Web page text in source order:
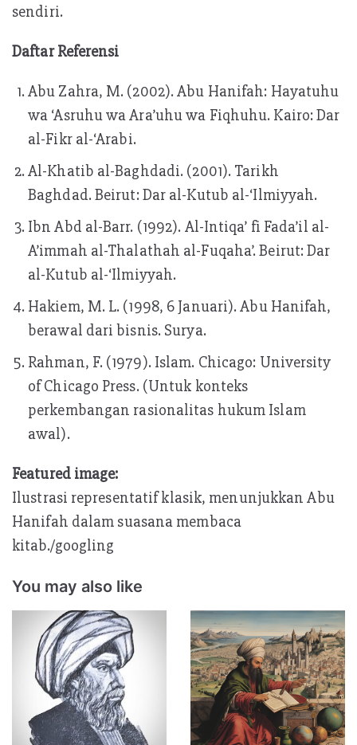
sendiri.
Daftar Referensi
Abu Zahra, M. (2002). Abu Hanifah: Hayatuhu
wa ‘Asruhu wa Ara’uhu wa Fiqhuhu. Kairo: Dar
al-Fikr al-‘Arabi.
Al-Khatib al-Baghdadi. (2001). Tarikh
Baghdad. Beirut: Dar al-Kutub al-‘Ilmiyyah.
Ibn Abd al-Barr. (1992). Al-Intiqa’ fi Fada’il al-
A’immah al-Thalathah al-Fuqaha’. Beirut: Dar
al-Kutub al-‘Ilmiyyah.
Hakiem, M. L. (1998, 6 Januari). Abu Hanifah,
berawal dari bisnis. Surya.
Rahman, F. (1979). Islam. Chicago: University
of Chicago Press. (Untuk konteks
perkembangan rasionalitas hukum Islam
awal).
Featured image:
Ilustrasi representatif klasik, menunjukkan Abu
Hanifah dalam suasana membaca
kitab./googling
You may also like